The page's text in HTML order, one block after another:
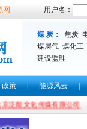
网 用户名：
煤 炭： 焦炭
煤层气 煤化工
建设监理
政策 | 能源风云 |
化传媒有限公司